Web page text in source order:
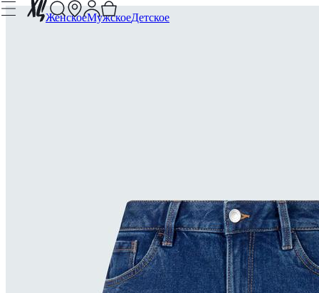
ЖенскоеМужскоеДетское